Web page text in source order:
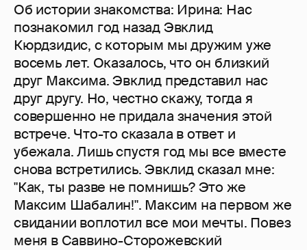
Об истории знакомства: Ирина: Нас
познакомил год назад Эвклид
Кюрдзидис, с которым мы дружим уже
восемь лет. Оказалось, что он близкий
друг Максима. Эвклид представил нас
друг другу. Но, честно скажу, тогда я
совершенно не придала значения этой
встрече. Что-то сказала в ответ и
убежала. Лишь спустя год мы все вместе
снова встретились. Эвклид сказал мне:
"Как, ты разве не помнишь? Это же
Максим Шабалин!". Максим на первом же
свидании воплотил все мои мечты. Повез
меня в Саввино-Сторожевский